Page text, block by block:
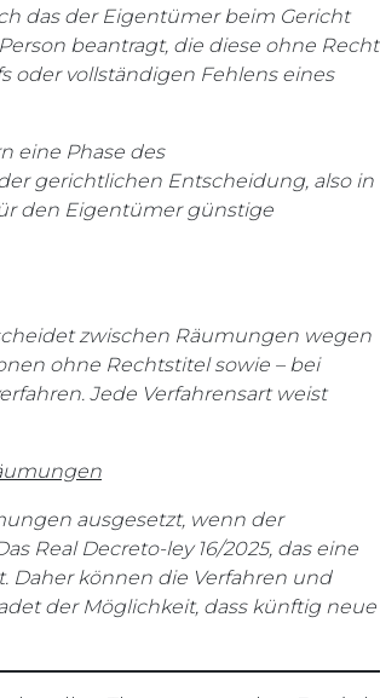
das der Eigentümer beim Gericht
beantragt, die diese ohne Recht
oder vollständigen Fehlens eines
eine Phase des
gerichtlichen Entscheidung, also in
den Eigentümer günstige
zwischen Räumungen wegen
ohne Rechtstitel sowie – bei
Jede Verfahrensart weist
ausgesetzt, wenn der
Real Decreto-ley 16/2025, das eine
Daher können die Verfahren und
der Möglichkeit, dass künftig neue